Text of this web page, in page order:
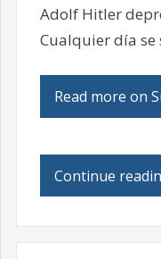
Adolf Hitler
Cualquier día
Read more on
Continue